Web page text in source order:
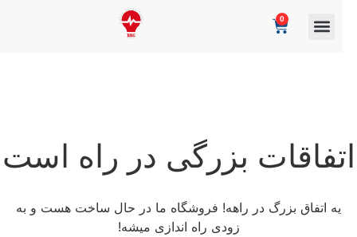
بزرگی در راه است
یه اتفاق بزرگ در راهه! فروشگاه ما در حال ساخت هست و به
زودی راه اندازی میشه!